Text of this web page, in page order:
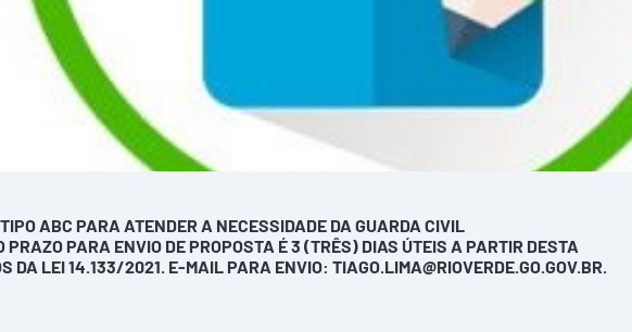
ABC PARA ATENDER A NECESSIDADE DA GUARDA CIVIL
PARA ENVIO DE PROPOSTA É 3 (TRÊS) DIAS ÚTEIS A PARTIR DESTA
DA LEI 14.133/2021. E-MAIL PARA ENVIO: TIAGO.LIMA@RIOVERDE.GO.GOV.BR.